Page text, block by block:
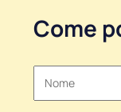
Come